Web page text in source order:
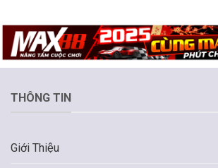
THÔNG TIN
Giới Thiệu